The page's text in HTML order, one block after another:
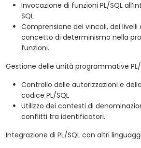
Invocazione di funzioni PL/SQL
SQL
Comprensione dei vincoli, dei livelli
concetto di determinismo nella
funzioni.
Gestione delle unità programmative PL/
Controllo delle autorizzazioni e
codice PL/SQL
Utilizzo dei contesti di
conflitti tra identificatori.
Integrazione di PL/SQL con altri linguaggi